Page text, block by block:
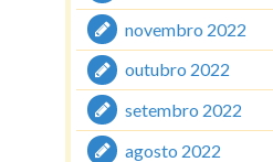
novembro 2022
outubro 2022
setembro 2022
agosto 2022